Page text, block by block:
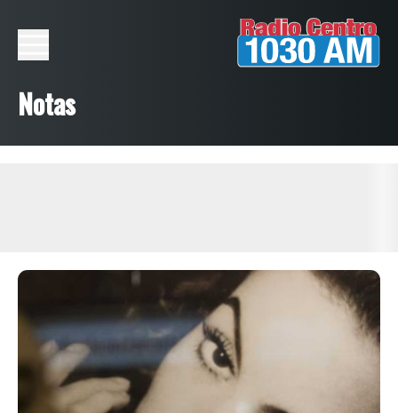
Notas